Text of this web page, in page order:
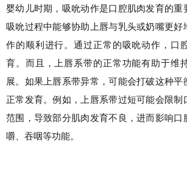
婴幼儿时期，吸吮动作是口腔肌肉发育的重
吸吮过程中能够协助上唇与乳头或奶嘴更好
作的顺利进行。通过正常的吸吮动作，口
育。而且，上唇系带的正常功能有助于维
展。如果上唇系带异常，可能会打破这种平
正常发育。例如，上唇系带过短可能会限制
范围，导致部分肌肉发育不良，进而影响口
嚼、吞咽等功能。